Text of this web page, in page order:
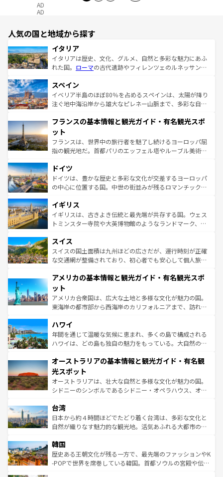
AD
AD
人気の国と地域から探す
イタリア
イタリアは歴史、文化、グルメ、自然と多彩な魅力にあふ
れた国。 ローマの古代遺跡やフィレンツェのルネッサンス
ろん、トスカーナの美しい田園風景やアマルフィ海岸の絶
景など、自然景観も見逃せない。観光の合間には、本場の
ピザやパスタなど、絶品のイタリア料理を堪能することも
ませてくれるイタリアで、忘れられない旅をしてみよう！
なお、新着のイタリア情報は
しい。
スペイン
イベリア半島のほぼ80％を占めるスペインは、太陽が降り
注ぐ地中海沿岸から雄大なピレネー山脈まで、多彩な自然
文化が根付くこの国では、情熱的なフラメンコ、熱気あふ
れる闘牛、そして美味しいタパスが生活の一部となってい
る。首都マドリードの洗練された雰囲気や、バルセロナの
アートに溢れた街角から、地方では古代ローマ遺跡や中世
せる。地方によって風土や気候が異なるスペインはその個
性で訪れる人を魅了する。 なお、新着のスペイン情報は コ
ンテンツ一覧を参照してほしい。
フランスの基本情報と観光ガイド・有名観光スポ
ット
フランスは、世界中の旅行者を魅了し続けるヨーロッパ屈
指の観光地だ。首都パリのエッフェル塔やルーブル美術館
で、幅広い魅力が詰まっている。華麗な宮殿、歴史的な大
聖堂、美しいビーチ、そして豊かな自然が、訪れる者を心
から魅了する。また、フランスは美食の国としても知ら
いる。シャンパンの発祥地であるランス、プロヴァンスの
香り高いラベンダー畑など、多彩な楽しみ方が可能だ。さ
らに、パリ以外の地域にも魅力が溢れており、どの街角に
れる地方に足を運ぶとそれぞれで全く異なる文化を体験で
きるだろう。 なお、新着のフランス情報はコンテンツ一覧
を参照してほしい。
ドイツ
ドイツは、豊かな歴史と多彩な文化が交差するヨーロッパ
の中心に位置する国。中世の街並みが残るロマンチック街
顔を持つこの国は、どこを歩いても飽きることがない。ベ
ルリンの文化的活気、バイエルン州のアルプスの絶景、そ
してライン川沿いのワイン畑といった風景は必見。ビール
は、お酒好きな人にはぜひ体験してほしい。 なお、新着の
ドイツ情報はコンテンツ一覧を参照してほしい。
イギリス
イギリスは、古きよき伝統と最先端が共存する国。ウェス
トミンスター寺院や大英博物館のようなランドマーク、歴
リアごとに異なる魅力がある。また、優雅なアフタヌーン
ティー、ビール好きにはたまらない英国パブ、サッカー観
戦など、本場だからこそできる体験も豊富。イギリスを旅
ンツ一覧を参照してほしい。
スイス
スイスの国土面積は九州ほどの広さだが、運行時刻が正確
な交通網が整備されており、初心者でも安心して個人旅行
の建物がそのまま残る町や、スイスならではのユニークな
博物館もあり、アルプス観光だけでなく町歩きも満喫する
ことができる。国民の所得が高いため物価も高いが、旅行
者向けの交通パス提供のサービスもあり、うまく活用すれ
着のスイス情報は
アメリカの基本情報と観光ガイド・有名観光スポ
ット
アメリカ合衆国は、広大な土地と多様な文化が魅力の国。
東海岸の都市部から西海岸のカリフォルニアまで、訪れる
のような巨大都市は、観光、ショッピング、エンターテイ
ンメントが詰まった刺激的なスポットだ。一方、アメリカ
西部には大自然が広がり、グランドキャニオンやイエロー
部のニューオーリンズでは、音楽と美食が融合した独特の
文化が魅力。旅行者はアメリカの各地域で異なる魅力を楽
しみながら、その多様性と豊かな歴史を感じることができ
るだろう。車でのロードトリップや列車の旅も、アメリカ
情報は
ハワイ
年間を通じて温暖な気候に恵まれ、多くの島で構成される
ハワイは、どの島も独自の魅力をもっている。大自然の神
ワイ島は見逃せない。また、定番の観光地といえばオアフ
島だが、静かな自然を求めるならマウイ島やカウアイ島が
おすすめ。エメラルドグリーンに輝く海をはじめ、豊かな
文化や歴史が息づいている。「アロハスピリット」と呼ば
人々、おいしいローカルフードやハワイアンミュージッ
ク、伝統的なフラダンスなど、すべてがハワイの魅力を彩
っている。訪れるたびに新しい発見と感動が待っているハ
はコンテンツ一覧
オーストラリアの基本情報と観光ガイド・有名観
光スポット
オーストラリアは、壮大な自然と多様な文化が魅力の国。
シドニーのシンボルであるシドニー・オペラハウス、オー
リアリーフや大陸中央部にそびえるウルル（エアーズロッ
ク）、タスマニアの美しい原生林やケアンズの熱帯雨林な
ど、見どころがたくさん。また、カフェやワイン、オージ
いる。アクティビティも充実しており、サーフィンやダイ
ビング、ハイキングなど、アウトドア好きにはたまらな
い。オーストラリアの多彩な魅力を存分に味わいつくそ
台湾
日本から約４時間ほどでたどり着く台湾は、多彩な文化と
自然が織りなす魅力的な観光地。活気あふれる大都市の台
ン）、静ひつな山岳地帯である台湾東部など、都市の喧騒
と山間の静けさが共存しており、訪れる人に新しい発見と
驚きをもたらしてくれる。また、奥深い台湾の食文化も魅
韓国
歴史ある王朝文化が残る一方で、最先端のファッションやK
-POPで世界を席巻している韓国。首都ソウルの宮殿や伝統